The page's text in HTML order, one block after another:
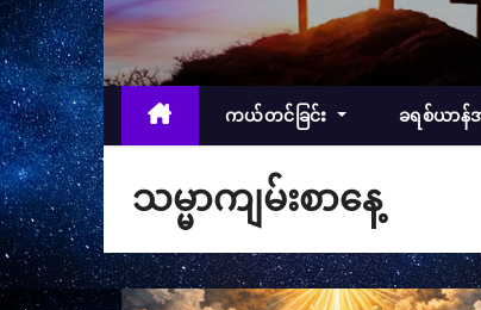
ကယ်တင်ခြင်း ခရစ်ယာ
သမ္မာကျမ်းစာနေ့